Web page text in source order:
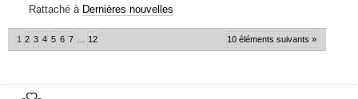
Rattaché à Dernières nouvelles
10 éléments suivants »
1 2 3 4 5 6 7 12